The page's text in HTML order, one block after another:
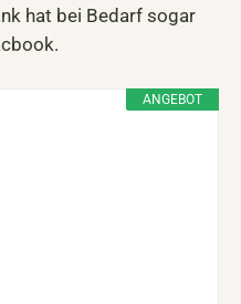
hat bei Bedarf sogar
ANGEBOT